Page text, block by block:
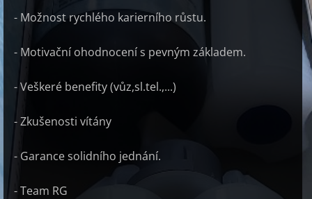
- Možnost rychlého karierního růstu.
- Motivační ohodnocení s pevným základem.
- Veškeré benefity (vůz,sl.tel.,...)
- Zkušenosti vítány
- Garance solidního jednání.
- Team RG